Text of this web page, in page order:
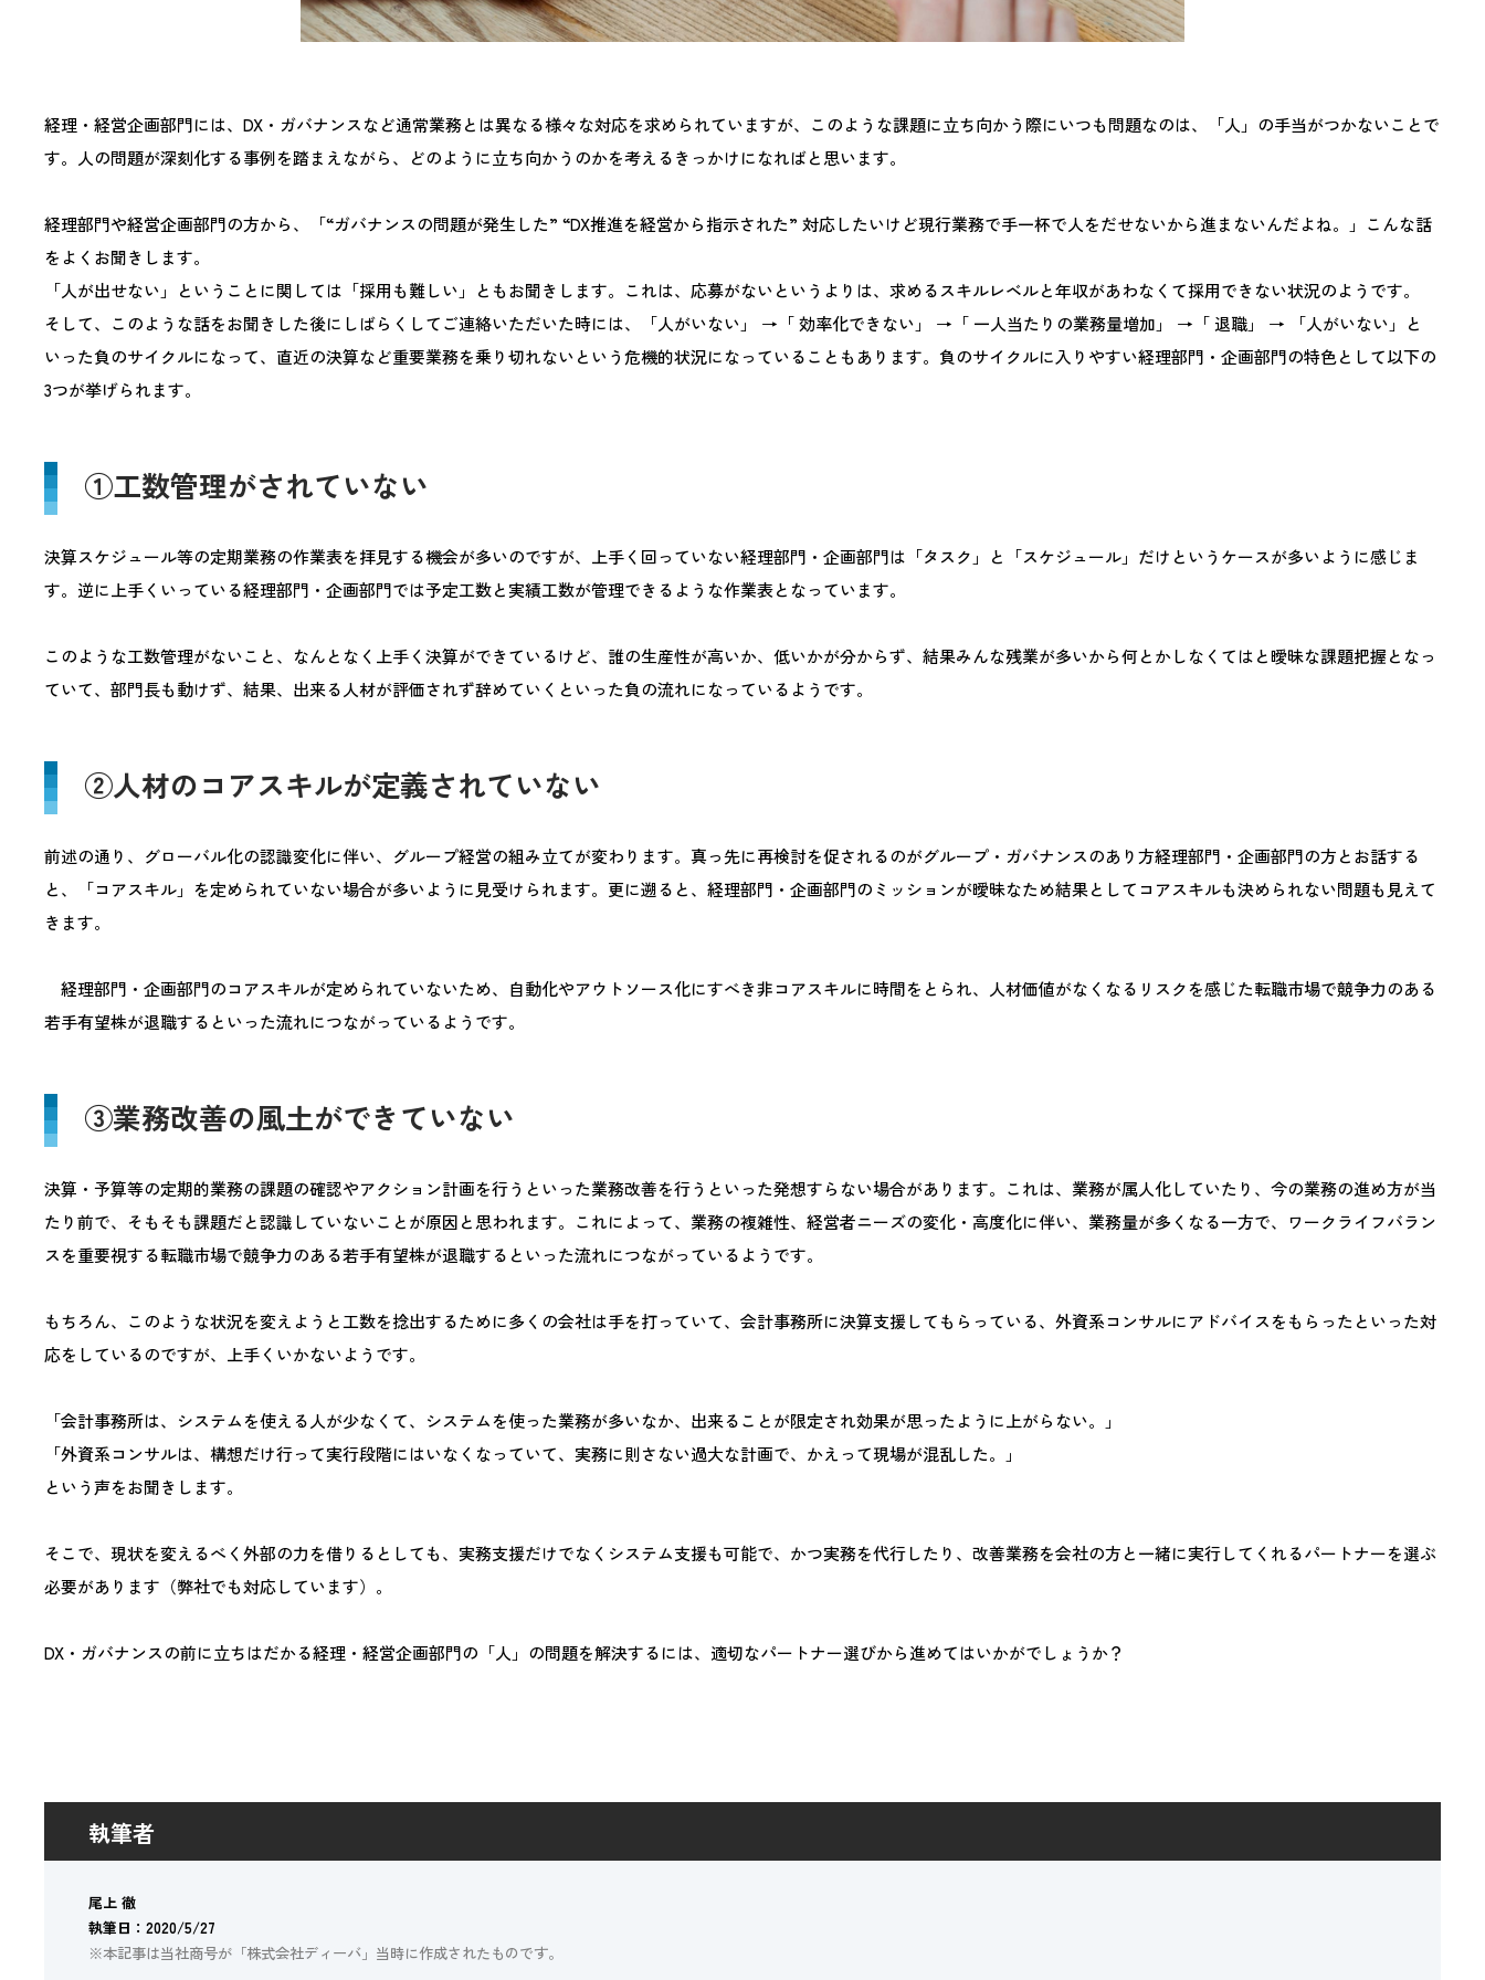
経理・経営企画部門には、DX・ガバナンスなど通常業務とは異なる様々な対応を求められていますが、このような課題に立ち向かう際にいつも問題なのは、「人」の手当がつかないことで
す。人の問題が深刻化する事例を踏まえながら、どのように立ち向かうのかを考えるきっかけになればと思います。
経理部門や経営企画部門の方から、「“ガバナンスの問題が発生した” “DX推進を経営から指示された” 対応したいけど現行業務で手一杯で人をだせないから進まないんだよね。」こんな話
をよくお聞きします。
「人が出せない」ということに関しては「採用も難しい」ともお聞きします。これは、応募がないというよりは、求めるスキルレベルと年収があわなくて採用できない状況のようです。
そして、このような話をお聞きした後にしばらくしてご連絡いただいた時には、「人がいない」 →「 効率化できない」 →「 一人当たりの業務量増加」 →「 退職」 → 「人がいない」と
いった負のサイクルになって、直近の決算など重要業務を乗り切れないという危機的状況になっていることもあります。負のサイクルに入りやすい経理部門・企画部門の特色として以下の
3つが挙げられます。
①工数管理がされていない
決算スケジュール等の定期業務の作業表を拝見する機会が多いのですが、上手く回っていない経理部門・企画部門は「タスク」と「スケジュール」だけというケースが多いように感じま
す。逆に上手くいっている経理部門・企画部門では予定工数と実績工数が管理できるような作業表となっています。
このような工数管理がないこと、なんとなく上手く決算ができているけど、誰の生産性が高いか、低いかが分からず、結果みんな残業が多いから何とかしなくてはと曖昧な課題把握となっ
ていて、部門長も動けず、結果、出来る人材が評価されず辞めていくといった負の流れになっているようです。
②人材のコアスキルが定義されていない
前述の通り、グローバル化の認識変化に伴い、グループ経営の組み立てが変わります。真っ先に再検討を促されるのがグループ・ガバナンスのあり方経理部門・企画部門の方とお話する
と、「コアスキル」を定められていない場合が多いように見受けられます。更に遡ると、経理部門・企画部門のミッションが曖昧なため結果としてコアスキルも決められない問題も見えて
きます。
経理部門・企画部門のコアスキルが定められていないため、自動化やアウトソース化にすべき非コアスキルに時間をとられ、人材価値がなくなるリスクを感じた転職市場で競争力のある
若手有望株が退職するといった流れにつながっているようです。
③業務改善の風土ができていない
決算・予算等の定期的業務の課題の確認やアクション計画を行うといった業務改善を行うといった発想すらない場合があります。これは、業務が属人化していたり、今の業務の進め方が当
たり前で、そもそも課題だと認識していないことが原因と思われます。これによって、業務の複雑性、経営者ニーズの変化・高度化に伴い、業務量が多くなる一方で、ワークライフバラン
スを重要視する転職市場で競争力のある若手有望株が退職するといった流れにつながっているようです。
もちろん、このような状況を変えようと工数を捻出するために多くの会社は手を打っていて、会計事務所に決算支援してもらっている、外資系コンサルにアドバイスをもらったといった対
応をしているのですが、上手くいかないようです。
「会計事務所は、システムを使える人が少なくて、システムを使った業務が多いなか、出来ることが限定され効果が思ったように上がらない。」
「外資系コンサルは、構想だけ行って実行段階にはいなくなっていて、実務に則さない過大な計画で、かえって現場が混乱した。」
という声をお聞きします。
そこで、現状を変えるべく外部の力を借りるとしても、実務支援だけでなくシステム支援も可能で、かつ実務を代行したり、改善業務を会社の方と一緒に実行してくれるパートナーを選ぶ
必要があります（弊社でも対応しています）。
DX・ガバナンスの前に立ちはだかる経理・経営企画部門の「人」の問題を解決するには、適切なパートナー選びから進めてはいかがでしょうか？
執筆者
尾上 徹
執筆日：2020/5/27
※本記事は当社商号が「株式会社ディーバ」当時に作成されたものです。